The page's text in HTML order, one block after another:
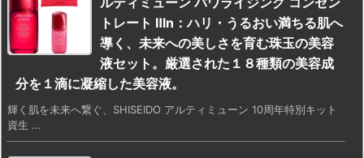
トレート Ⅲn：ハリ・うるおい満ちる肌へ
導く、未来への美しさを育む珠玉の美容
液セット。厳選された１８種類の美容成
分を１滴に凝縮した美容液。
輝く肌を未来へ繋ぐ、SHISEIDO アルティミューン 10周年特別キット
資生 ...